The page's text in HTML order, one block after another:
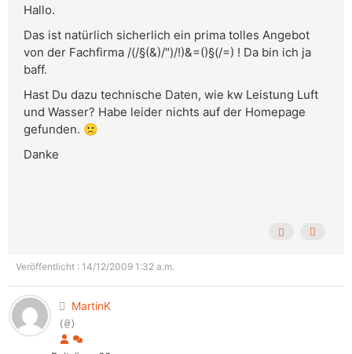
Hallo.
Das ist natürlich sicherlich ein prima tolles Angebot
von der Fachfirma /(/§(&)/")/!)&=()§(/=) ! Da bin ich ja
baff.
Hast Du dazu technische Daten, wie kw Leistung Luft
und Wasser? Habe leider nichts auf der Homepage
gefunden. 🙁
Danke
Veröffentlicht : 14/12/2009 1:32 a.m.
MartinK
(@)